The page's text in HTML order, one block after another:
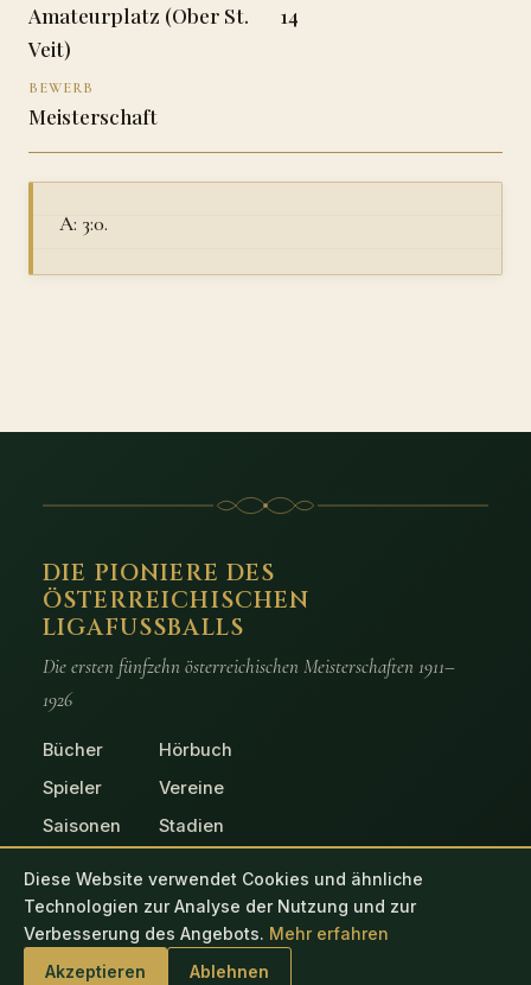
Amateurplatz (Ober St.
Veit)
14
BEWERB
Meisterschaft
A: 3:0.
DIE PIONIERE DES
ÖSTERREICHISCHEN
LIGAFUSSBALLS
Die ersten fünfzehn österreichischen Meisterschaften 1911–
1926
Bücher
Hörbuch
Spieler
Vereine
Saisonen
Stadien
© 2026 Die Pioniere des österreichischen Ligafussballs
Impressum
Diese Website verwendet Cookies und ähnliche
Technologien zur Analyse der Nutzung und zur
Verbesserung des Angebots. Mehr erfahren
Akzeptieren
Ablehnen